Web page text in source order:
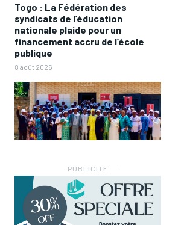
Togo : La Fédération des
syndicats de l’éducation
nationale plaide pour un
financement accru de l’école
publique
8 août 2026
― PUBLICITE ―